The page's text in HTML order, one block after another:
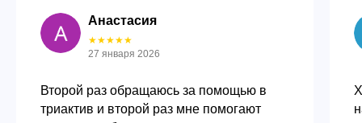
Анастасия
★★★★★
27 января 2026
Второй раз обращаюсь за помощью в
триактив и второй раз мне помогают